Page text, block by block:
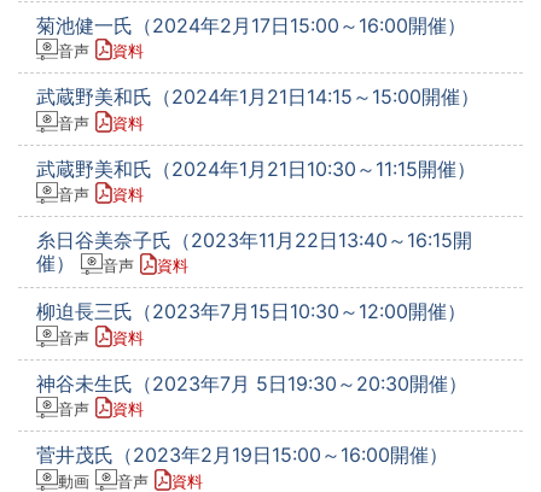
菊池健一氏（2024年2月17日15:00～16:00開催）
音声 資料
武蔵野美和氏（2024年1月21日14:15～15:00開催）
音声 資料
武蔵野美和氏（2024年1月21日10:30～11:15開催）
音声 資料
糸日谷美奈子氏（2023年11月22日13:40～16:15開
催）
音声 資料
柳迫長三氏（2023年7月15日10:30～12:00開催）
音声 資料
神谷未生氏（2023年7月 5日19:30～20:30開催）
音声 資料
菅井茂氏（2023年2月19日15:00～16:00開催）
動画 音声 資料